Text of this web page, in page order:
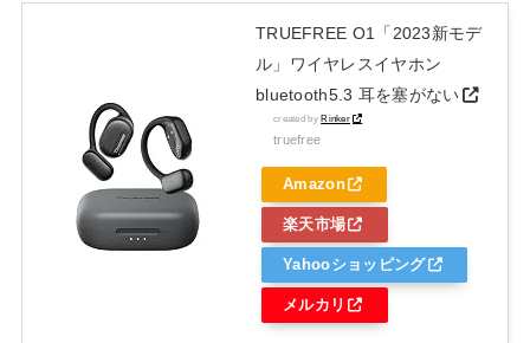
TRUEFREE O1「2023新モデ
ル」ワイヤレスイヤホン
bluetooth5.3 耳を塞がない
created byRinker
truefree
Amazon
楽天市場
Yahooショッピング
メルカリ